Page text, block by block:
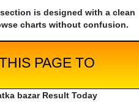
is designed with a clean
charts without confusion.
PAGE TO
bazar Result Today